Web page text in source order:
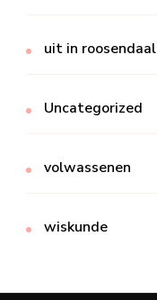
uit in roosendaal
Uncategorized
volwassenen
wiskunde